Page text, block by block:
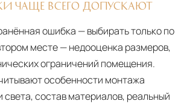
ЧАЩЕ ВСЕГО ДОПУСКАЮТ
ошибка — выбирать только по
месте — недооценка размеров,
ограничений помещения.
особенности монтажа
света, состав материалов, реальный